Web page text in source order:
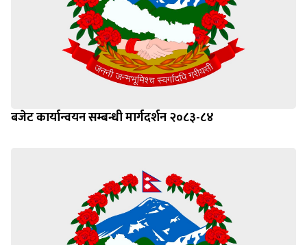
बजेट कार्यान्वयन सम्बन्धी मार्गदर्शन २०८३-८४